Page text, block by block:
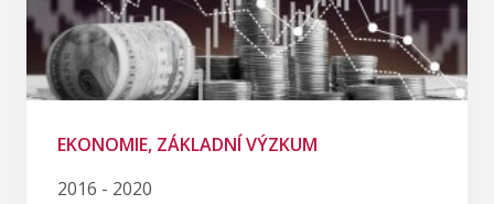
EKONOMIE, ZÁKLADNÍ VÝZKUM
2016 - 2020